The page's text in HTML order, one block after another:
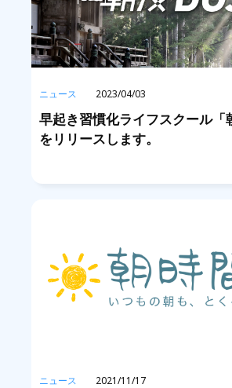
ニュース 2023/04/03
早起き習慣化ライフスクール「
をリリースします。
ニュース 2021/11/17